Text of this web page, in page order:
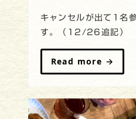
キャンセルが出て1名
す。（12/26追記）
Read more →